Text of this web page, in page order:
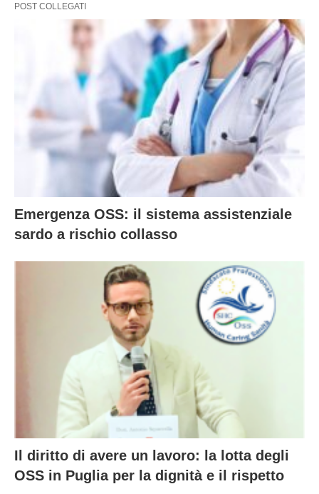
POST COLLEGATI
Emergenza OSS: il sistema assistenziale
sardo a rischio collasso
Il diritto di avere un lavoro: la lotta degli
OSS in Puglia per la dignità e il rispetto